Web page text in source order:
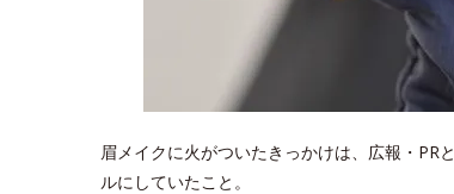
眉メイクに火がついたきっかけは、広報・PR
ルにしていたこと。